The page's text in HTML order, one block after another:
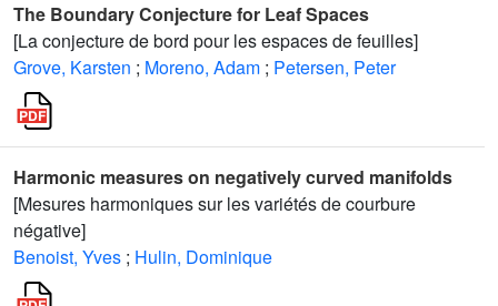
The Boundary Conjecture for Leaf Spaces
[La conjecture de bord pour les espaces de feuilles]
Grove, Karsten ; Moreno, Adam ; Petersen, Peter
Harmonic measures on negatively curved manifolds
[Mesures harmoniques sur les variétés de courbure
négative]
Benoist, Yves ; Hulin, Dominique